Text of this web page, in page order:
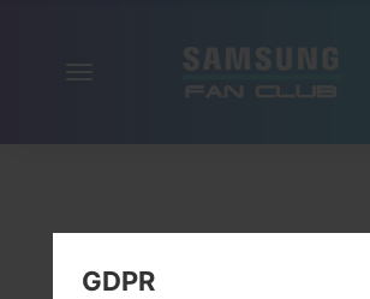
GDPR